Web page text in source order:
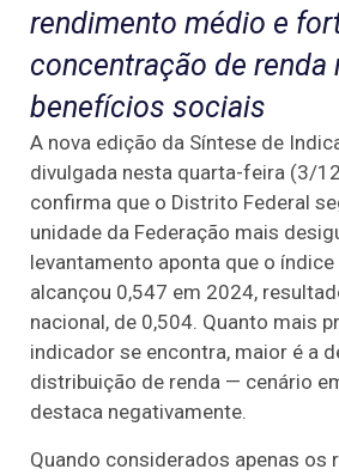
rendimento médio e
concentração de
benefícios sociais
A nova edição da Síntese de
divulgada nesta quarta-feira (3/
confirma que o Distrito Federal
unidade da Federação mais
levantamento aponta que o índice
alcançou 0,547 em 2024,
nacional, de 0,504. Quanto mais
indicador se encontra, maior é a
distribuição de renda — cenário
destaca negativamente.
Quando considerados apenas os